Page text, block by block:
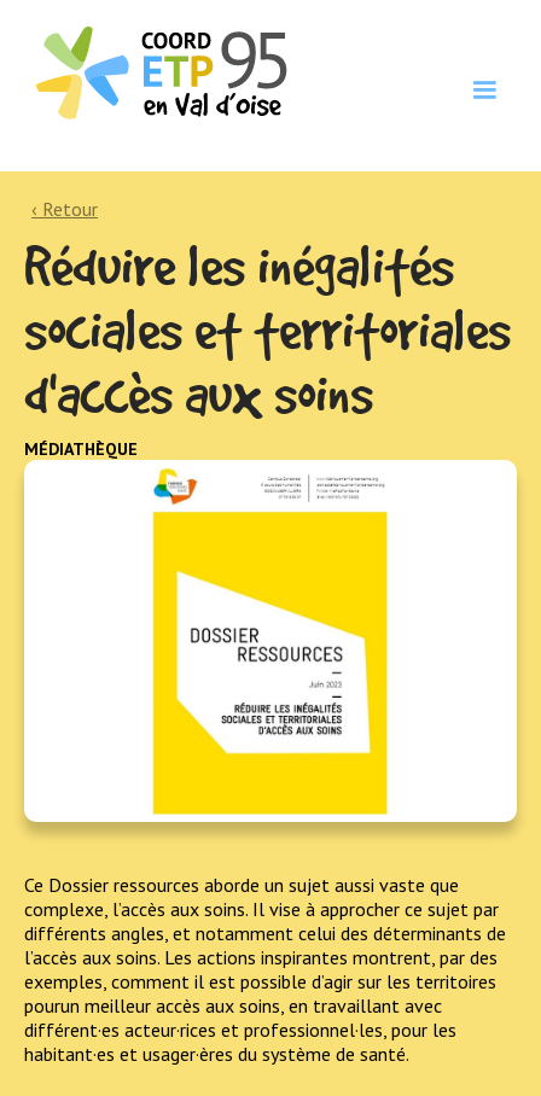
‹ Retour
Réduire les inégalités
sociales et territoriales
d'accès aux soins
MÉDIATHÈQUE
Ce Dossier ressources aborde un sujet aussi vaste que
complexe, l’accès aux soins. Il vise à approcher ce sujet par
différents angles, et notamment celui des déterminants de
l’accès aux soins. Les actions inspirantes montrent, par des
exemples, comment il est possible d’agir sur les territoires
pourun meilleur accès aux soins, en travaillant avec
différent·es acteur·rices et professionnel·les, pour les
habitant·es et usager·ères du système de santé.